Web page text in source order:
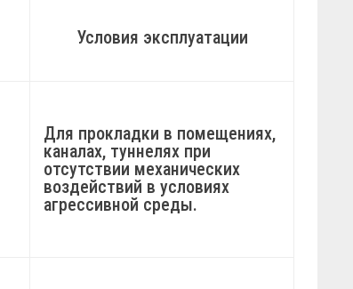
Условия эксплуатации
Для прокладки в помещениях,
каналах, туннелях при
отсутствии механических
воздействий в условиях
агрессивной среды.